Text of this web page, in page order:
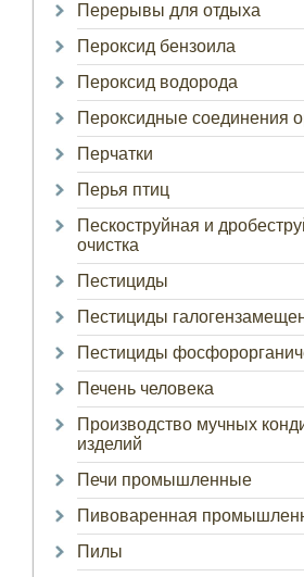
Перерывы для отдыха
Пероксид бензоила
Пероксид водорода
Пероксидные соединения
Перчатки
Перья птиц
Пескоструйная и
очистка
Пестициды
Пестициды
Пестициды
Печень человека
Производство мучных
изделий
Печи промышленные
Пивоваренная
Пилы